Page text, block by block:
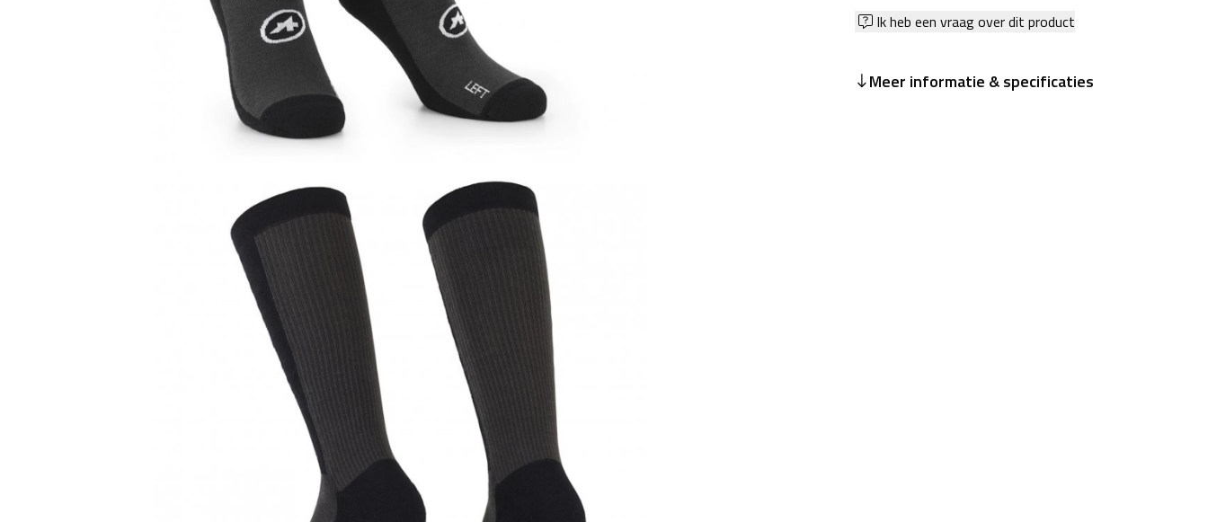
Ik heb een vraag over dit product
Meer informatie & specificaties